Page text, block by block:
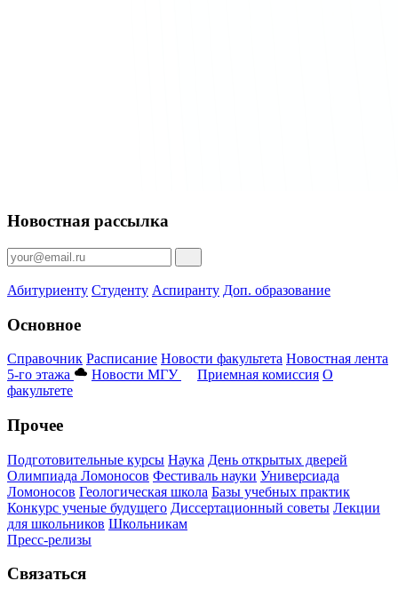
Новостная рассылка
Абитуриенту Студенту Аспиранту Доп. образование
Основное
Справочник Расписание Новости факультета Новостная лента
5-го этажа
Новости МГУ Приемная комиссия О
факультете
Прочее
Подготовительные курсы Наука День открытых дверей
Олимпиада Ломоносов Фестиваль науки Универсиада
Ломоносов Геологическая школа Базы учебных практик
Конкурс ученые будущего Диссертационный советы Лекции
для школьников Школьникам
Пресс-релизы
Связаться